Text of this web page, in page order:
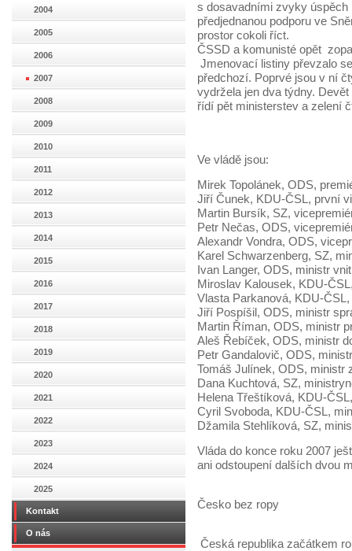
2004
2005
2006
2007
2008
2009
2010
2011
2012
2013
2014
2015
2016
2017
2018
2019
2020
2021
2022
2023
2024
2025
Kontakt
O nás
s dosavadními zvyky úspěch
předjednanou podporu ve
prostor cokoli říct.
ČSSD a komunisté opět
Jmenovací listiny převzalo
předchozí. Poprvé jsou v ní
vydržela jen dva týdny.
řídí pět ministerstev a zelení
Ve vládě jsou:
Mirek Topolánek, ODS,
Jiří Čunek, KDU-ČSL, první
Martin Bursík, SZ,
Petr Nečas, ODS,
Alexandr Vondra, ODS,
Karel Schwarzenberg, SZ,
Ivan Langer, ODS, ministr
Miroslav Kalousek, KDU-
Vlasta Parkanová, KDU-
Jiří Pospíšil, ODS, ministr
Martin Říman, ODS, ministr
Aleš Řebíček, ODS, ministr
Petr Gandalovič, ODS,
Tomáš Julínek, ODS, ministr
Dana Kuchtová, SZ,
Helena Třeštíková, KDU-
Cyril Svoboda, KDU-ČSL,
Džamila Stehlíková, SZ,
Vláda do konce roku 2007
ani odstoupení dalších dvou
Česko bez ropy
Česká republika začátkem